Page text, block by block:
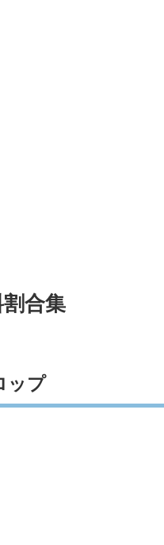
合集
ップ